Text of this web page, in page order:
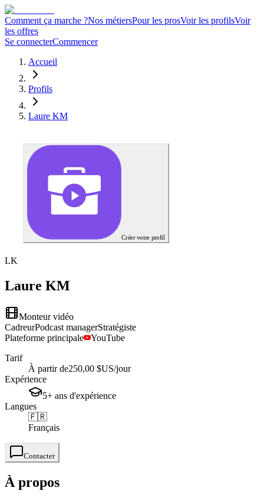
Comment ça marche ?Nos métiersPour les prosVoir les profilsVoir
les offres
Se connecterCommencer
Accueil
Profils
Laure KM
Créer votre profil
LK
Laure KM
Monteur vidéo
CadreurPodcast managerStratégiste
Plateforme principale
YouTube
Tarif
À partir de250,00 $US/jour
Expérience
5+ ans d'expérience
Langues
🇫🇷
Français
Contacter
À propos